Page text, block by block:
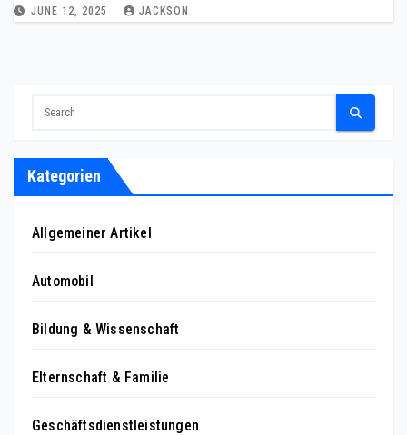
JUNE 12, 2025 JACKSON
Kategorien
Allgemeiner Artikel
Automobil
Bildung & Wissenschaft
Elternschaft & Familie
Geschäftsdienstleistungen